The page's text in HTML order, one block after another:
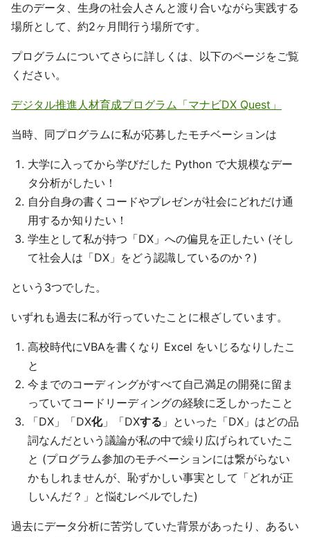
生のデータ、生身の社会人さんと渡り合いながら実践する
場所として、約2ヶ月間行う場所です。
プログラムについてさらに詳しくは、以下のページをご覧
ください。
デジタル推進人材育成プログラム「マナビDX Quest」
当時、同プログラムに私が応募したモチベーションは
大学に入ってから学びだした Python で大規模なデー
タ分析がしたい！
自分自身の書くコードやプレゼンが社会にどれだけ通
用するか知りたい！
学生として私が持つ「DX」への偏見を正したい (そし
て社会人は「DX」をどう認識しているのか？)
という3つでした。
いずれも過去に私が行っていたことに根ざしています。
高校時代にVBAを書くなり Excel をいじるなりしたこ
と
今までのコーディングがすべて自己満足の開発に留ま
っていてコードリーディングの経験に乏しかったこと
「DX」「DX化」「DXする 」といった「DX」はどの品
詞なんだという議論が私の中で繰り広げられていたこ
と (プログラム参加のモチベーションには繋がらない
かもしれませんが、恥ずかしい事実として「どれが正
しいんだ？」と悩むレベルでした)
過去にデータ分析に苦労していた背景があったり、あるい